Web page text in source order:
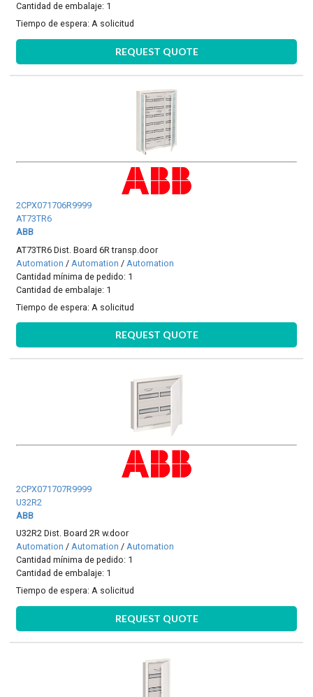
Cantidad de embalaje: 1
Tiempo de espera:A solicitud
REQUEST QUOTE
2CPX071706R9999
AT73TR6
ABB
AT73TR6 Dist. Board 6R transp.door
Automation / Automation / Automation
Cantidad mínima de pedido: 1
Cantidad de embalaje: 1
Tiempo de espera: A solicitud
REQUEST QUOTE
2CPX071707R9999
U32R2
ABB
U32R2 Dist. Board 2R w.door
Automation /Automation /Automation
Cantidad mínima de pedido: 1
Cantidad de embalaje: 1
Tiempo de espera:A solicitud
REQUEST QUOTE